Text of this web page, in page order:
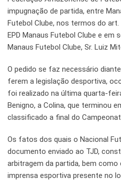
impugnação de partida, entre
Futebol Clube, nos termos do
EPD Manaus Futebol Clube e em
Manaus Futebol Clube, Sr. Luiz
O pedido se faz necessário
ferem a legislação desportiva,
foi realizado na última quarta-
Benigno, a Colina, que terminou
classificado a final do
Os fatos dos quais o Nacional
documento enviado ao TJD,
arbitragem da partida, bem
imprensa esportiva presente no